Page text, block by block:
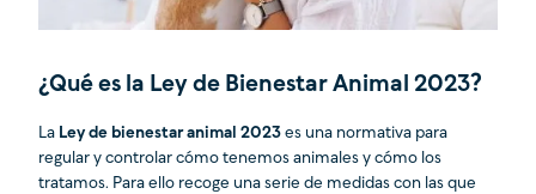
¿Qué es la Ley de Bienestar Animal 2023?
La Ley de bienestar animal 2023 es una normativa para
regular y controlar cómo tenemos animales y cómo los
tratamos. Para ello recoge una serie de medidas con las que